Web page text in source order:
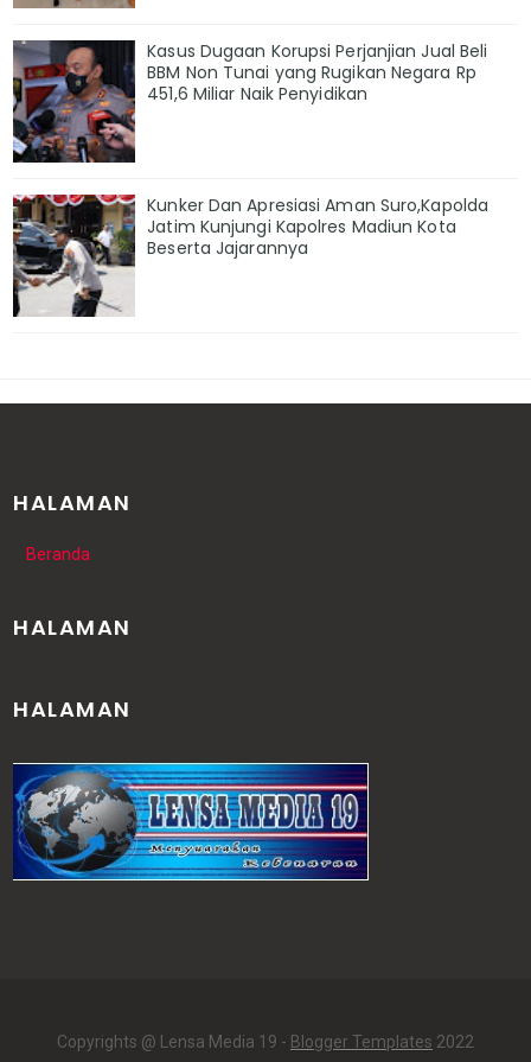
Kasus Dugaan Korupsi Perjanjian Jual Beli
BBM Non Tunai yang Rugikan Negara Rp
451,6 Miliar Naik Penyidikan
Kunker Dan Apresiasi Aman Suro,Kapolda
Jatim Kunjungi Kapolres Madiun Kota
Beserta Jajarannya
HALAMAN
Beranda
HALAMAN
HALAMAN
Copyrights @ Lensa Media 19 - Blogger Templates 2022